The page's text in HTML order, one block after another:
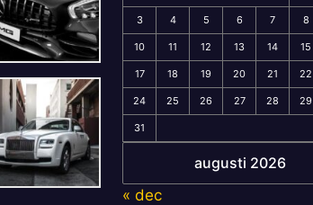
augusti 2026
3 4 5 6 7 8
10 11 12 13 14 15
17 18 19 20 21 22
24 25 26 27 28 29
31
« dec